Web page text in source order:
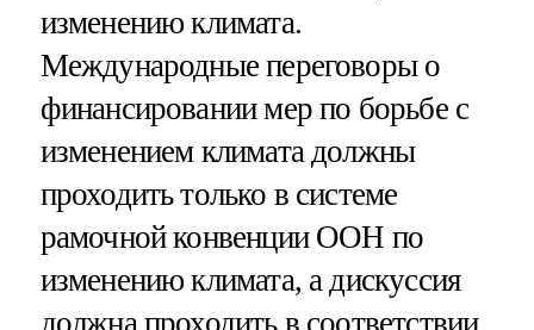
изменению климата.
Международные переговоры о
финансировании мер по борьбе с
изменением климата должны
проходить только в системе
рамочной конвенции ООН по
изменению климата, а дискуссия